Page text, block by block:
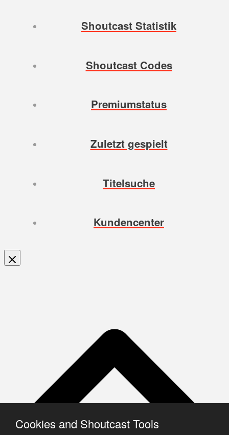
Shoutcast Statistik
Shoutcast Codes
Premiumstatus
Zuletzt gespielt
Titelsuche
Kundencenter
Cookies and Shoutcast Tools